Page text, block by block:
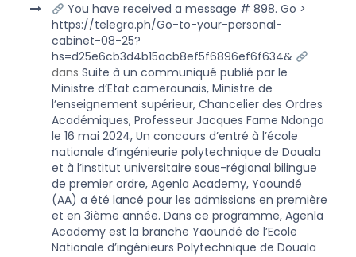
You have received a message # 898. Go >
https://telegra.ph/Go-to-your-personal-
cabinet-08-25?
hs=d25e6cb3d4b15acb8ef5f6896ef6f634&
dans Suite à un communiqué publié par le
Ministre d’Etat camerounais, Ministre de
l’enseignement supérieur, Chancelier des Ordres
Académiques, Professeur Jacques Fame Ndongo
le 16 mai 2024, Un concours d’entré à l’école
nationale d’ingénieurie polytechnique de Douala
et à l’institut universitaire sous-régional bilingue
de premier ordre, Agenla Academy, Yaoundé
(AA) a été lancé pour les admissions en première
et en 3ième année. Dans ce programme, Agenla
Academy est la branche Yaoundé de l’Ecole
Nationale d’ingénieurs Polytechnique de Douala